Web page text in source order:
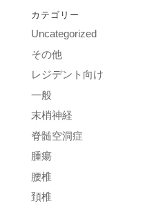
カテゴリー
Uncategorized
その他
レジデント向け
一般
末梢神経
脊髄空洞症
腫瘍
腰椎
頚椎